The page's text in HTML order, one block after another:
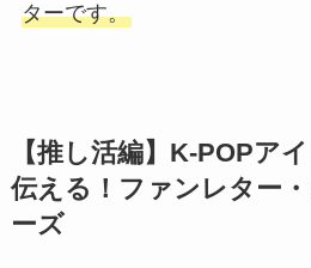
ターです。
【推し活編】K-POPア
伝える！ファンレター
ーズ